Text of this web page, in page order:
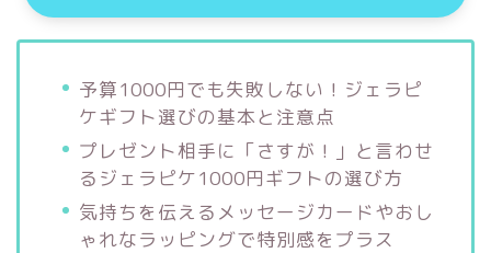
予算1000円でも失敗しない！ジェラピ
ケギフト選びの基本と注意点
プレゼント相手に「さすが！」と言わせ
るジェラピケ1000円ギフトの選び方
気持ちを伝えるメッセージカードやおし
ゃれなラッピングで特別感をプラス